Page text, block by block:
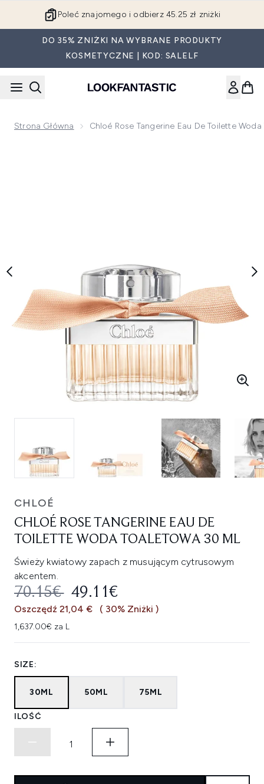
Poleć znajomego i odbierz 45.25 zł zniżki
DO 35% ZNIŻKI NA WYBRANE PRODUKTY
KOSMETYCZNE | KOD: SALELF
Strona Główna Chloé Rose Tangerine Eau De Toilette
CHLOÉ
CHLOÉ ROSE TANGERINE EAU DE
TOILETTE WODA TOALETOWA 30 ML
Świeży kwiatowy zapach z musującym cytrusowym
akcentem.
SUGEROWANA CENA
70.15€ AKTUALNA CENA:
49.11€
Oszczędź 21,04 € ( 30% Zniżki )
1,637.00€ za L
SIZE:
30ML 50ML 75ML
ILOŚĆ